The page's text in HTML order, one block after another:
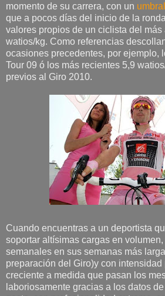
momento de su carrera, con un
que a pocos días del inicio de la
valores propios de un ciclista del más
watios/kg. Como referencias
ocasiones precedentes, por ejemplo,
Tour 09 ó los más recientes 5,9
previos al Giro 2010.
Cuando encuentras a un deportista
soportar altísimas cargas en
semanales en sus semanas más
preparación del Giro)y con intensidad
creciente a medida que pasan los
laboriosamente gracias a los datos